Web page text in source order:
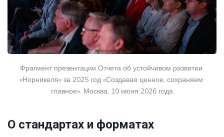
Фрагмент презентации Отчета об устойчивом развитии
«Норникеля» за 2025 год «Создавая ценное, сохраняем
главное». Москва, 10 июня 2026 года
О стандартах и форматах